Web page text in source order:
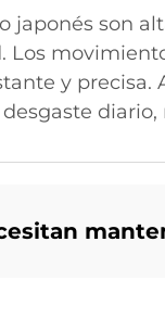
japonés son
Los
y precisa.